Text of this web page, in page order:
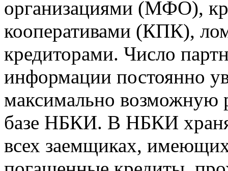
организациями (МФО),
кооперативами (КПК),
кредиторами. Число
информации постоянно
максимально возможную
базе НБКИ. В НБКИ
всех заемщиках,